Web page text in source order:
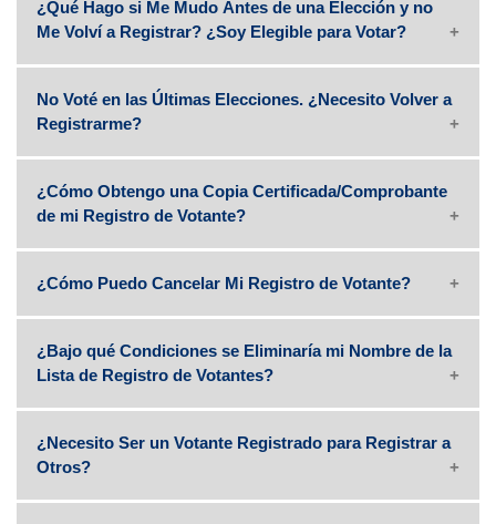
¿Qué Hago si Me Mudo Antes de una Elección y no
Me Volví a Registrar? ¿Soy Elegible para Votar?
No Voté en las Últimas Elecciones. ¿Necesito Volver a
Registrarme?
¿Cómo Obtengo una Copia Certificada/Comprobante
de mi Registro de Votante?
¿Cómo Puedo Cancelar Mi Registro de Votante?
¿Bajo qué Condiciones se Eliminaría mi Nombre de la
Lista de Registro de Votantes?
¿Necesito Ser un Votante Registrado para Registrar a
Otros?